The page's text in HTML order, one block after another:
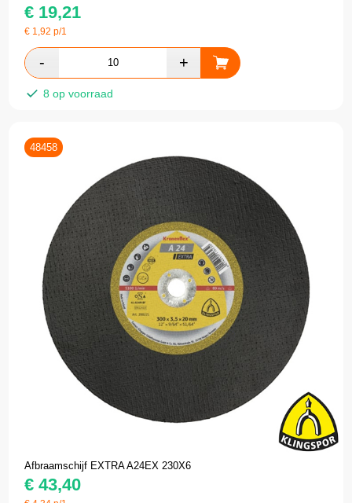
€ 19,21
€ 1,92 p/1
8 op voorraad
48458
Afbraamschijf EXTRA A24EX 230X6
€ 43,40